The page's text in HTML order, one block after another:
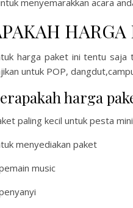
harga paket ini tentu saja
untuk POP,
harga
paling kecil untuk pesta
menyediakan paket
music